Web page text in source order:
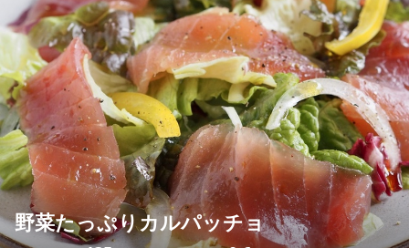
野菜たっぷりカルパッチョ